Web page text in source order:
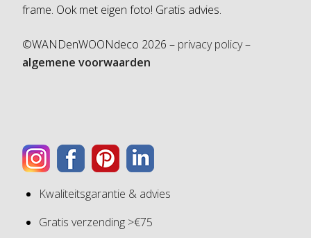
frame. Ook met eigen foto! Gratis advies.
©WANDenWOONdeco 2026 – privacy policy –
algemene voorwaarden
Kwaliteitsgarantie & advies
Gratis verzending >€75